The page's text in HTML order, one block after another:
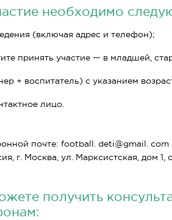
необходимо
(включая адрес и телефон);
принять участие — в младшей,
+ воспитатель) с указанием
лицо.
почте: football. deti@gmail. com
г. Москва, ул. Марксистская, дом 1,
получить